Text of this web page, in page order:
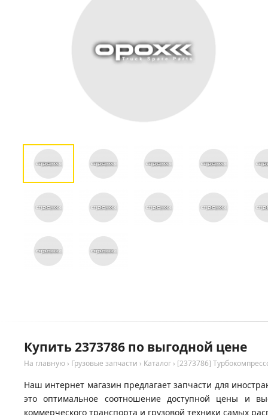
Купить 2373786 по выгодной цене
На главную › Грузовые запчасти › Каталог › [2373786]
Наш интернет магазин предлагает запчасти для
это оптимальное соотношение доступной цены и
коммерческого транспорта и грузовой техники самых